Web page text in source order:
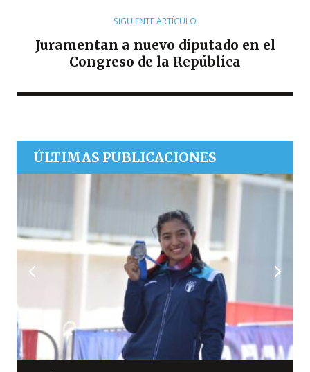
SIGUIENTE ARTÍCULO
Juramentan a nuevo diputado en el
Congreso de la República
ÚLTIMAS PUBLICACIONES